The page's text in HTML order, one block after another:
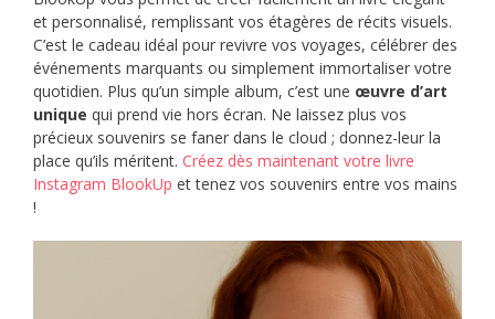
et personnalisé, remplissant vos étagères de récits visuels.
C’est le cadeau idéal pour revivre vos voyages, célébrer des
événements marquants ou simplement immortaliser votre
quotidien. Plus qu’un simple album, c’est une œuvre d’art
unique qui prend vie hors écran. Ne laissez plus vos
précieux souvenirs se faner dans le cloud ; donnez-leur la
place qu’ils méritent. Créez dès maintenant votre livre
Instagram BlookUp et tenez vos souvenirs entre vos mains
!